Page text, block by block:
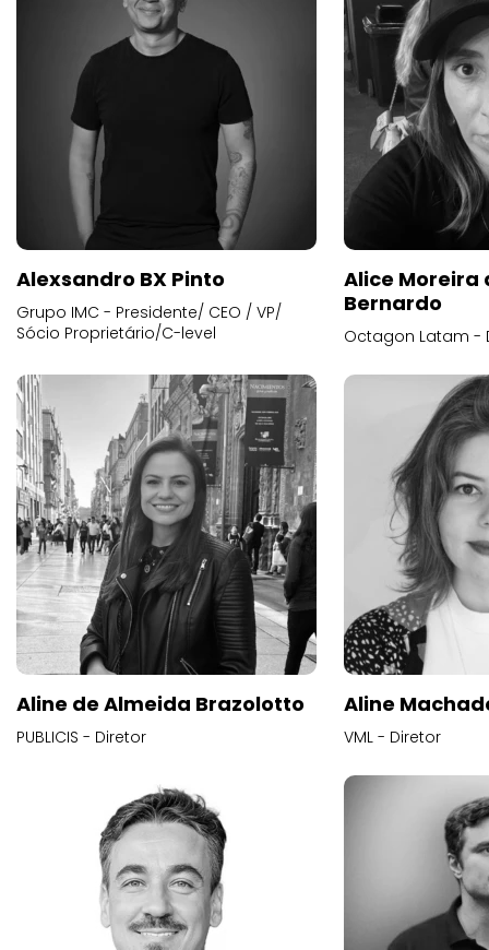
Alexsandro BX Pinto
Grupo IMC - Presidente/ CEO / VP/
Sócio Proprietário/C-level
Alice
Bernardo
Octagon Latam -
Aline de Almeida Brazolotto
PUBLICIS - Diretor
Aline
VML - Diretor